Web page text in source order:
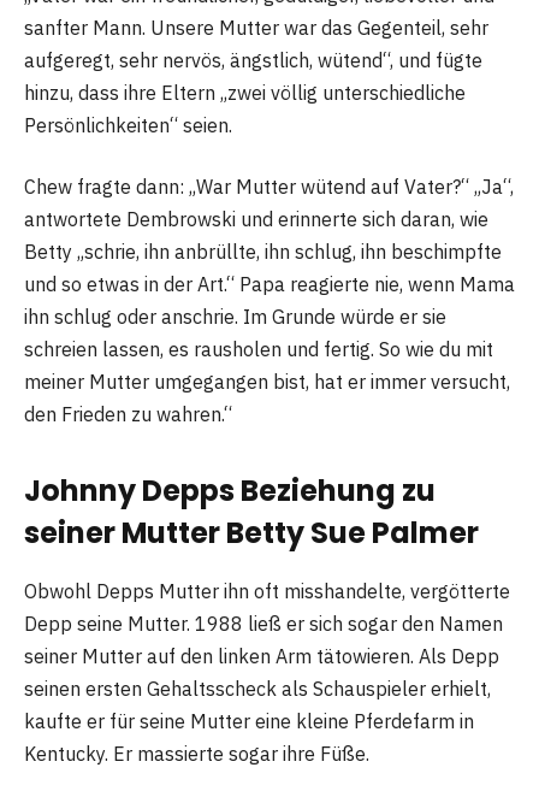
sanfter Mann. Unsere Mutter war das Gegenteil, sehr
aufgeregt, sehr nervös, ängstlich, wütend“, und fügte
hinzu, dass ihre Eltern „zwei völlig unterschiedliche
Persönlichkeiten“ seien.
Chew fragte dann: „War Mutter wütend auf Vater?“ „Ja“,
antwortete Dembrowski und erinnerte sich daran, wie
Betty „schrie, ihn anbrüllte, ihn schlug, ihn beschimpfte
und so etwas in der Art.“ Papa reagierte nie, wenn Mama
ihn schlug oder anschrie. Im Grunde würde er sie
schreien lassen, es rausholen und fertig. So wie du mit
meiner Mutter umgegangen bist, hat er immer versucht,
den Frieden zu wahren.“
Johnny Depps Beziehung zu
seiner Mutter Betty Sue Palmer
Obwohl Depps Mutter ihn oft misshandelte, vergötterte
Depp seine Mutter. 1988 ließ er sich sogar den Namen
seiner Mutter auf den linken Arm tätowieren. Als Depp
seinen ersten Gehaltsscheck als Schauspieler erhielt,
kaufte er für seine Mutter eine kleine Pferdefarm in
Kentucky. Er massierte sogar ihre Füße.